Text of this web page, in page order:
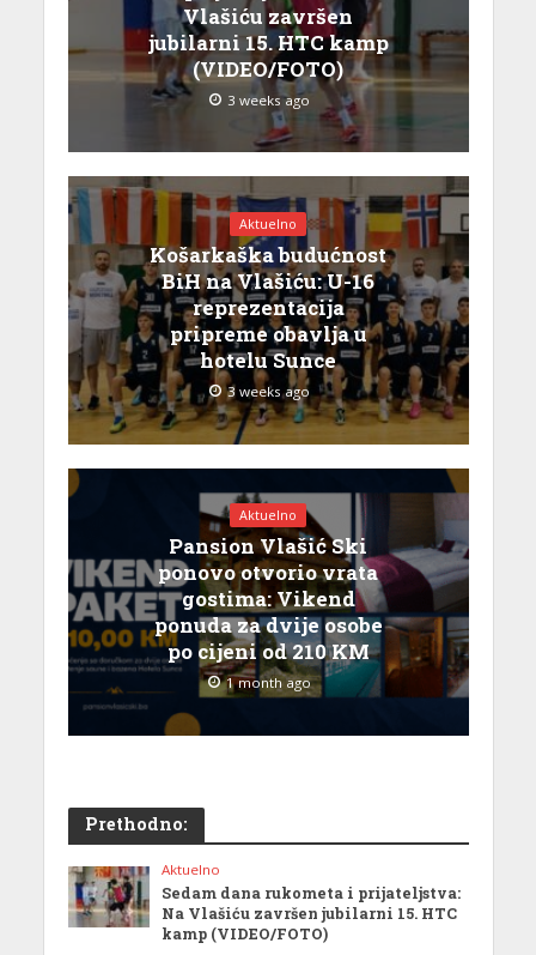
Vlašiću završen
jubilarni 15. HTC kamp
(VIDEO/FOTO)
3 weeks ago
Aktuelno
Košarkaška budućnost
BiH na Vlašiću: U-16
reprezentacija
pripreme obavlja u
hotelu Sunce
3 weeks ago
Aktuelno
Pansion Vlašić Ski
ponovo otvorio vrata
gostima: Vikend
ponuda za dvije osobe
po cijeni od 210 KM
1 month ago
Prethodno:
Aktuelno
Sedam dana rukometa i prijateljstva:
Na Vlašiću završen jubilarni 15. HTC
kamp (VIDEO/FOTO)